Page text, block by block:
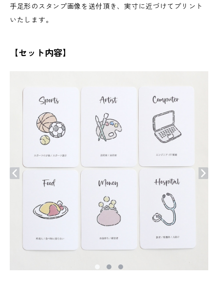
手足形のスタンプ画像を送付頂き、実寸に近づけてプリント
いたします。
【セット内容】